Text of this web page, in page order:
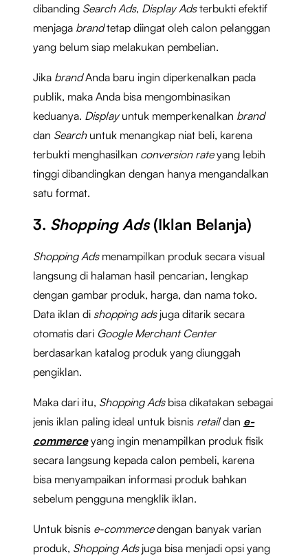
dibanding Search Ads, Display Adsterbukti efektif
menjaga brandtetap diingat oleh calon pelanggan
yang belum siap melakukan pembelian.
Jika brandAnda baru ingin diperkenalkan pada
publik, maka Anda bisa mengombinasikan
keduanya. Displayuntuk memperkenalkan brand
dan Searchuntuk menangkap niat beli, karena
terbukti menghasilkan conversion rateyang lebih
tinggi dibandingkan dengan hanya mengandalkan
satu format.
3. Shopping Ads(Iklan Belanja)
Shopping Adsmenampilkan produk secara visual
langsung di halaman hasil pencarian, lengkap
dengan gambar produk, harga, dan nama toko.
Data iklan di shopping ads juga ditarik secara
otomatis dari Google Merchant Center
berdasarkan katalog produk yang diunggah
pengiklan.
Maka dari itu, Shopping Adsbisa dikatakan sebagai
jenis iklan paling ideal untuk bisnis retaildan e-
commerceyang ingin menampilkan produk fisik
secara langsung kepada calon pembeli, karena
bisa menyampaikan informasi produk bahkan
sebelum pengguna mengklik iklan.
Untuk bisnis e-commercedengan banyak varian
produk, Shopping Adsjuga bisa menjadi opsi yang